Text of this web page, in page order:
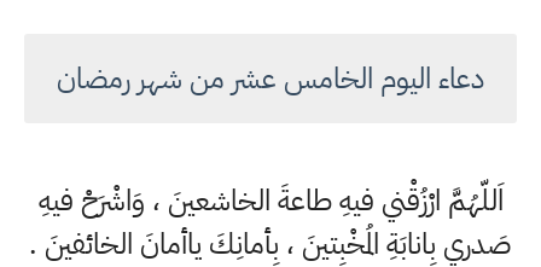
دعاء اليوم الخامس عشر من شهر رمضان
اَللّهُمَّ ارْزُقْني فيهِ طاعةَ الخاشعينَ ، وَاشْرَحْ فيهِ
صَدري بِانابَةِ المُخْبِتينَ ، بِأمانِكَ ياأمانَ الخائفينَ .